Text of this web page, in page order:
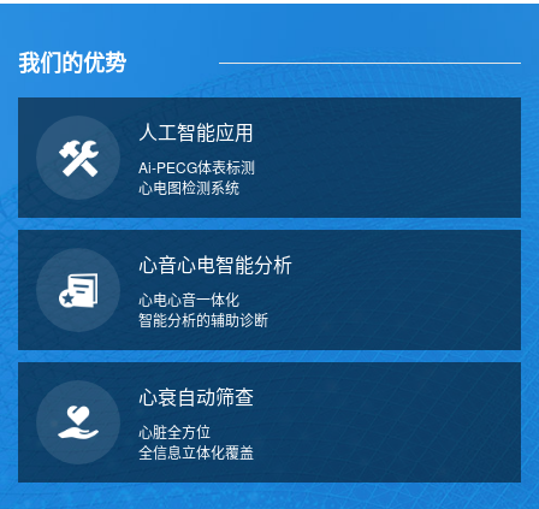
我们的优势
人工智能应用
Ai-PECG体表标测
心电图检测系统
心音心电智能分析
心电心音一体化
智能分析的辅助诊断
心衰自动筛查
心脏全方位
全信息立体化覆盖